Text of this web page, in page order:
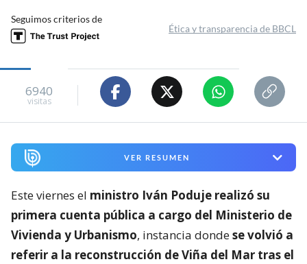
Seguimos criterios de
Ética y transparencia de BBCL
6940
visitas
VER RESUMEN
Este viernes el ministro Iván Poduje realizó su
primera cuenta pública a cargo del Ministerio de
Vivienda y Urbanismo, instancia dondese volvió a
referir a la reconstrucción de Viña del Mar tras el